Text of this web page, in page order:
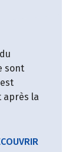
sont
après la